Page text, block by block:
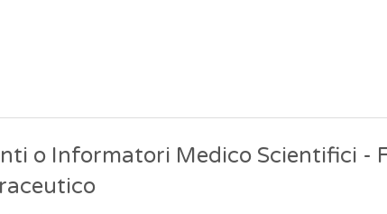
o Informatori Medico Scientifici -